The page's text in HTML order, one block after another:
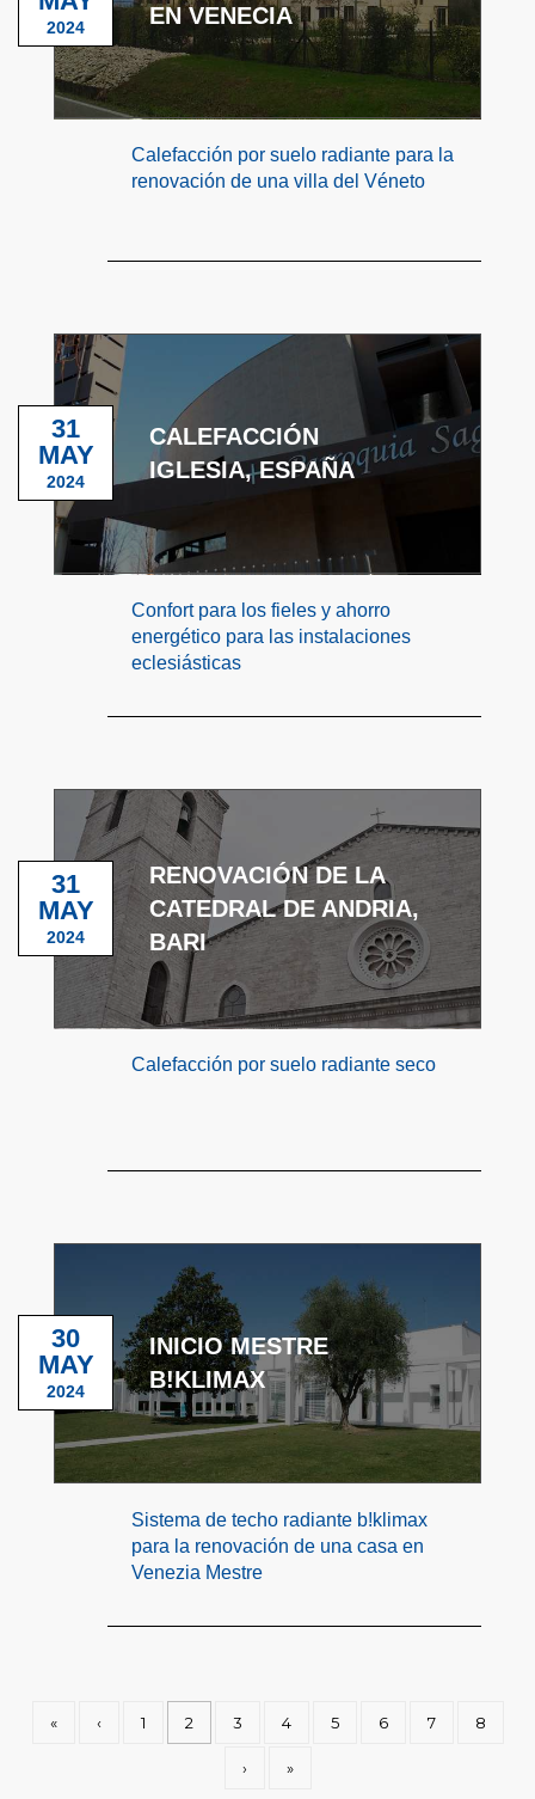
EN VENECIA
2024
Calefacción por suelo radiante para la
renovación de una villa del Véneto
CALEFACCIÓN
IGLESIA, ESPAÑA
31
MAY
2024
Confort para los fieles y ahorro
energético para las instalaciones
eclesiásticas
RENOVACIÓN DE LA
CATEDRAL DE ANDRIA,
BARI
31
MAY
2024
Calefacción por suelo radiante seco
INICIO MESTRE
B!KLIMAX
30
MAY
2024
Sistema de techo radiante b!klimax
para la renovación de una casa en
Venezia Mestre
« ‹ 1 2 3 4 5 6 7 8
› »